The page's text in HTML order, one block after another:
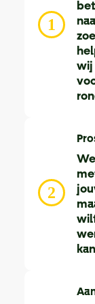
1
wij
2